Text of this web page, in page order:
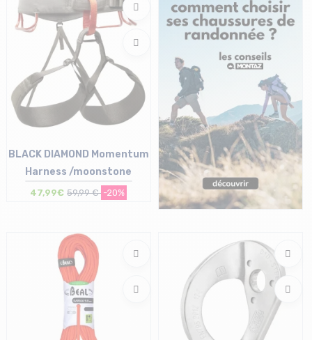
M | XL
BLACK DIAMOND Momentum
Harness /moonstone
47,99€ 59,99 € -20%